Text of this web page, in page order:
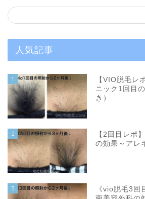
人気記事
1
【VIO脱毛レ
ニック1回目
き）
2
【2回目レポ
の効果～アレ
3
《vio脱毛3回